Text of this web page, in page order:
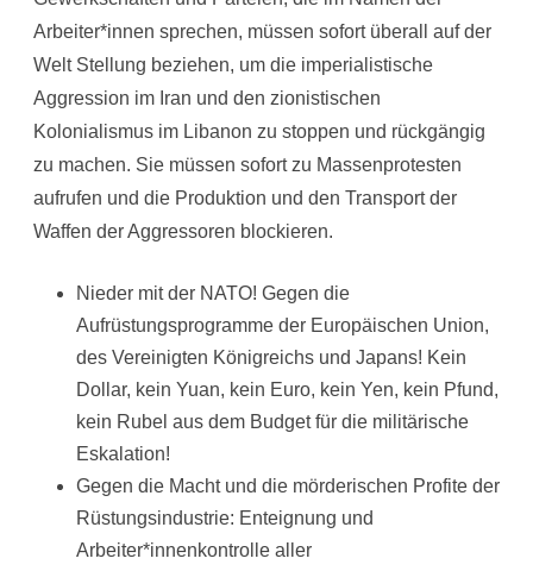
Arbeiter*innen sprechen, müssen sofort überall auf der
Welt Stellung beziehen, um die imperialistische
Aggression im Iran und den zionistischen
Kolonialismus im Libanon zu stoppen und rückgängig
zu machen. Sie müssen sofort zu Massenprotesten
aufrufen und die Produktion und den Transport der
Waffen der Aggressoren blockieren.
Nieder mit der NATO! Gegen die
Aufrüstungsprogramme der Europäischen Union,
des Vereinigten Königreichs und Japans! Kein
Dollar, kein Yuan, kein Euro, kein Yen, kein Pfund,
kein Rubel aus dem Budget für die militärische
Eskalation!
Gegen die Macht und die mörderischen Profite der
Rüstungsindustrie: Enteignung und
Arbeiter*innenkontrolle aller